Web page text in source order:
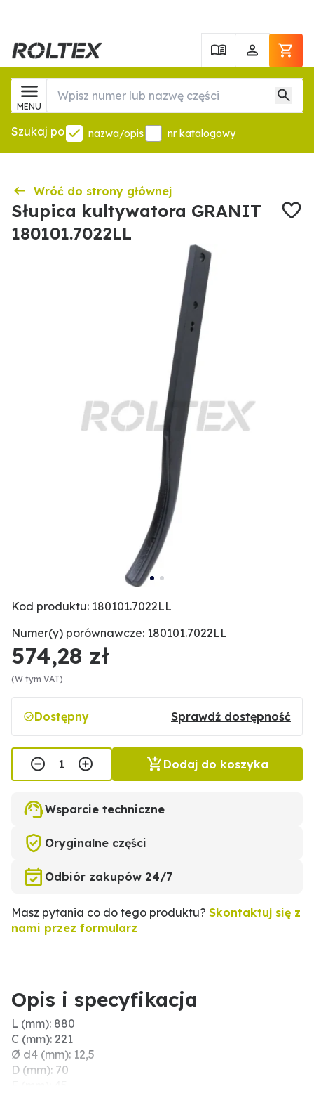
MENU
Szukaj po nazwa/opis nr katalogowy
Wróć do strony głównej
Słupica kultywatora GRANIT
180101.7022LL
Kod produktu: 180101.7022LL
Numer(y) porównawcze: 180101.7022LL
574,28 zł
(W tym VAT)
Dostępny Sprawdź dostępność
Dodaj do koszyka
Wsparcie techniczne
Oryginalne części
Odbiór zakupów 24/7
Masz pytania co do tego produktu? Skontaktuj się z
nami przez formularz
Opis i specyfikacja
L (mm): 880
C (mm): 221
Ø d4 (mm): 12,5
D (mm): 70